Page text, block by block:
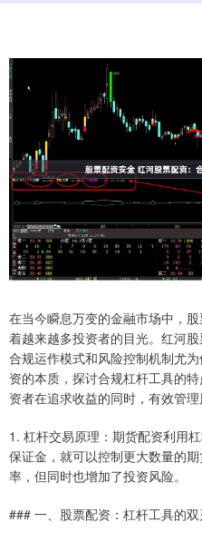
在当今瞬息万变的金融市场中，
着越来越多投资者的目光。红河
合规运作模式和风险控制机制尤
资的本质，探讨合规杠杆工具的
资者在追求收益的同时，有效管理
1. 杠杆交易原理：期货配资利用
保证金，就可以控制更大数量的
率，但同时也增加了投资风险。
### 一、股票配资：杠杆工具的